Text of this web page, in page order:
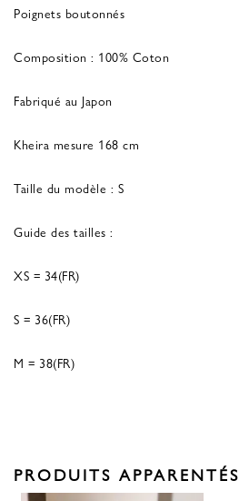
Poignets boutonnés
Composition : 100% Coton
Fabriqué au Japon
Kheira mesure 168 cm
Taille du modèle : S
Guide des tailles :
XS = 34(FR)
S = 36(FR)
M = 38(FR)
PRODUITS APPARENTÉS